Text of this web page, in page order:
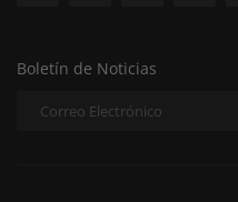
Boletín de Noticias